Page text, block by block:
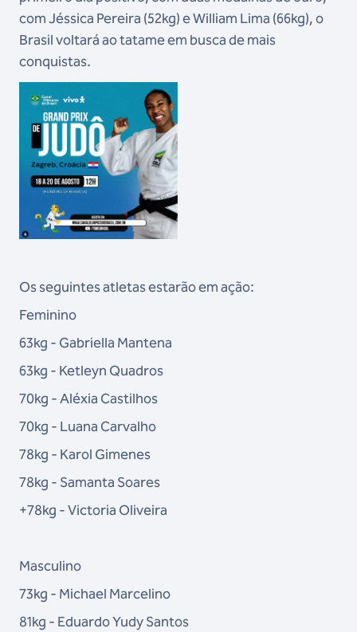
com Jéssica Pereira (52kg) e William Lima (66kg), o
Brasil voltará ao tatame em busca de mais
conquistas.
Os seguintes atletas estarão em ação:
Feminino
63kg - Gabriella Mantena
63kg - Ketleyn Quadros
70kg - Aléxia Castilhos
70kg - Luana Carvalho
78kg - Karol Gimenes
78kg - Samanta Soares
+78kg - Victoria Oliveira
Masculino
73kg - Michael Marcelino
81kg - Eduardo Yudy Santos